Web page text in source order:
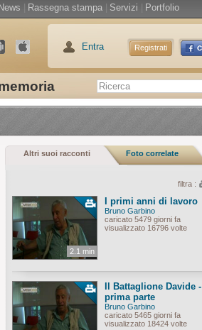
News Rassegna stampa Servizi Portfolio
Entra Registrati
Altri suoi racconti Foto correlate
filtra :
2.1 min
I primi anni di lavoro
Bruno Garbino
caricato 5479 giorni fa
visualizzato 16796 volte
Il Battaglione Davide -
prima parte
Bruno Garbino
caricato 5465 giorni fa
visualizzato 18424 volte